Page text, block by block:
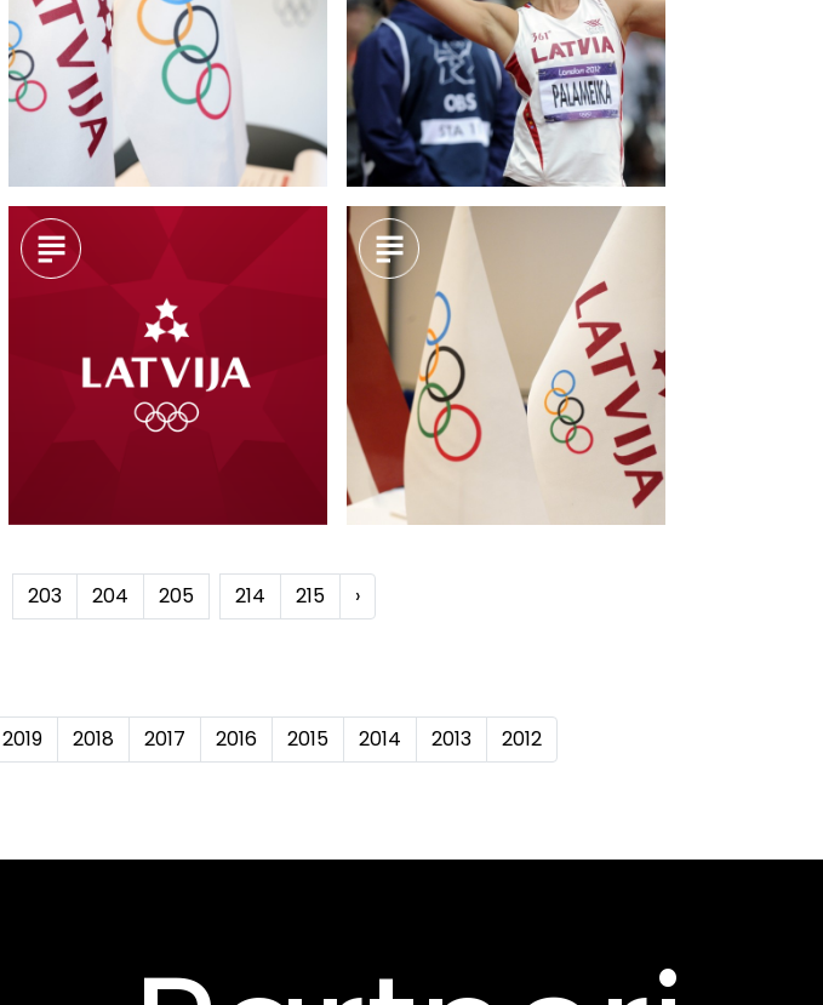
203 204 205 214 215 ›
2019 2018 2017 2016 2015 2014 2013 2012